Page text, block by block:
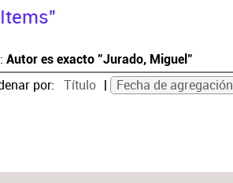
Autor es exacto "Jurado, Miguel"
por: Título Fecha de agregación